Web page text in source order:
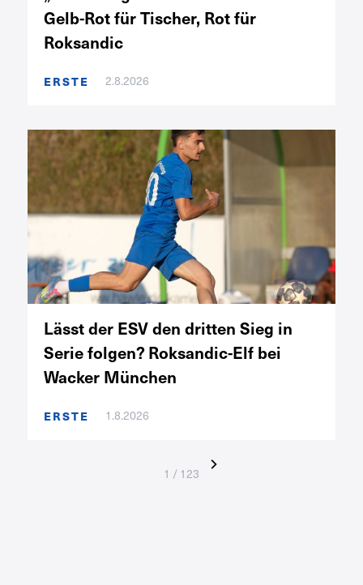
Gelb-Rot für Tischer, Rot für
Roksandic
ERSTE 2.8.2026
Lässt der ESV den dritten Sieg in
Serie folgen? Roksandic-Elf bei
Wacker München
ERSTE 1.8.2026
1 / 123